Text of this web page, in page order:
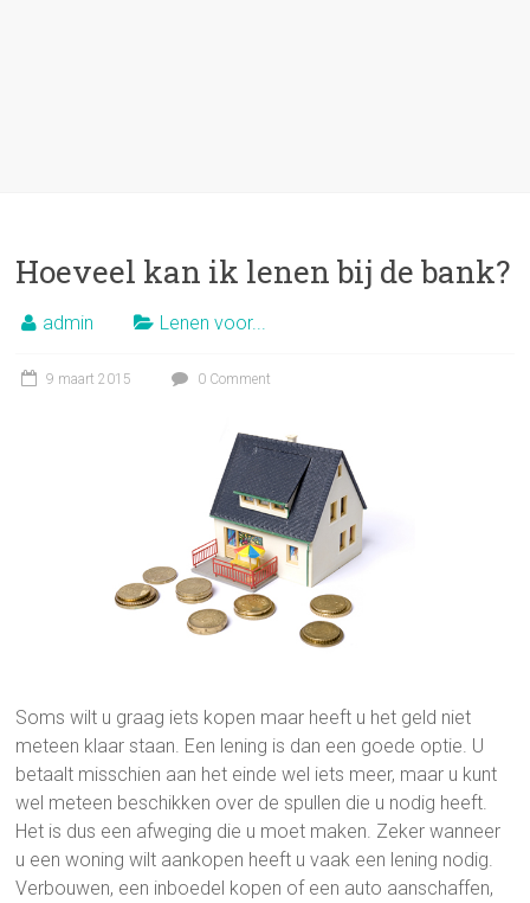
Hoeveel kan ik lenen bij de bank?
admin Lenen voor...
9 maart 2015 0 Comment
Soms wilt u graag iets kopen maar heeft u het geld niet
meteen klaar staan. Een lening is dan een goede optie. U
betaalt misschien aan het einde wel iets meer, maar u kunt
wel meteen beschikken over de spullen die u nodig heeft.
Het is dus een afweging die u moet maken. Zeker wanneer
u een woning wilt aankopen heeft u vaak een lening nodig.
Verbouwen, een inboedel kopen of een auto aanschaffen,